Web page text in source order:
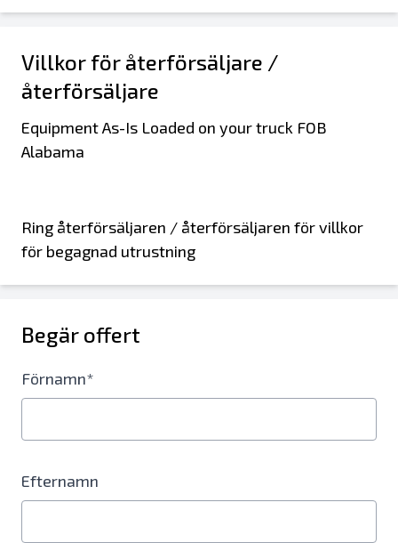
Villkor för återförsäljare /
återförsäljare
Equipment As-Is Loaded on your truck FOB
Alabama
Ring återförsäljaren / återförsäljaren för villkor
för begagnad utrustning
Begär offert
Förnamn*
Efternamn